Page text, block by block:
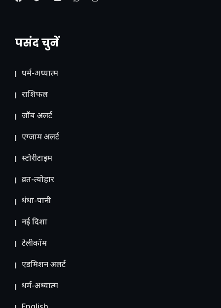
पसंद चुनें
धर्म-अध्यात्म
राशिफल
जॉब अलर्ट
एग्जाम अलर्ट
स्टोरीटाइम
व्रत-त्योहार
धंधा-पानी
नई दिशा
टेलीकॉम
ए​डमिशन अलर्ट
धर्म-अध्यात्म